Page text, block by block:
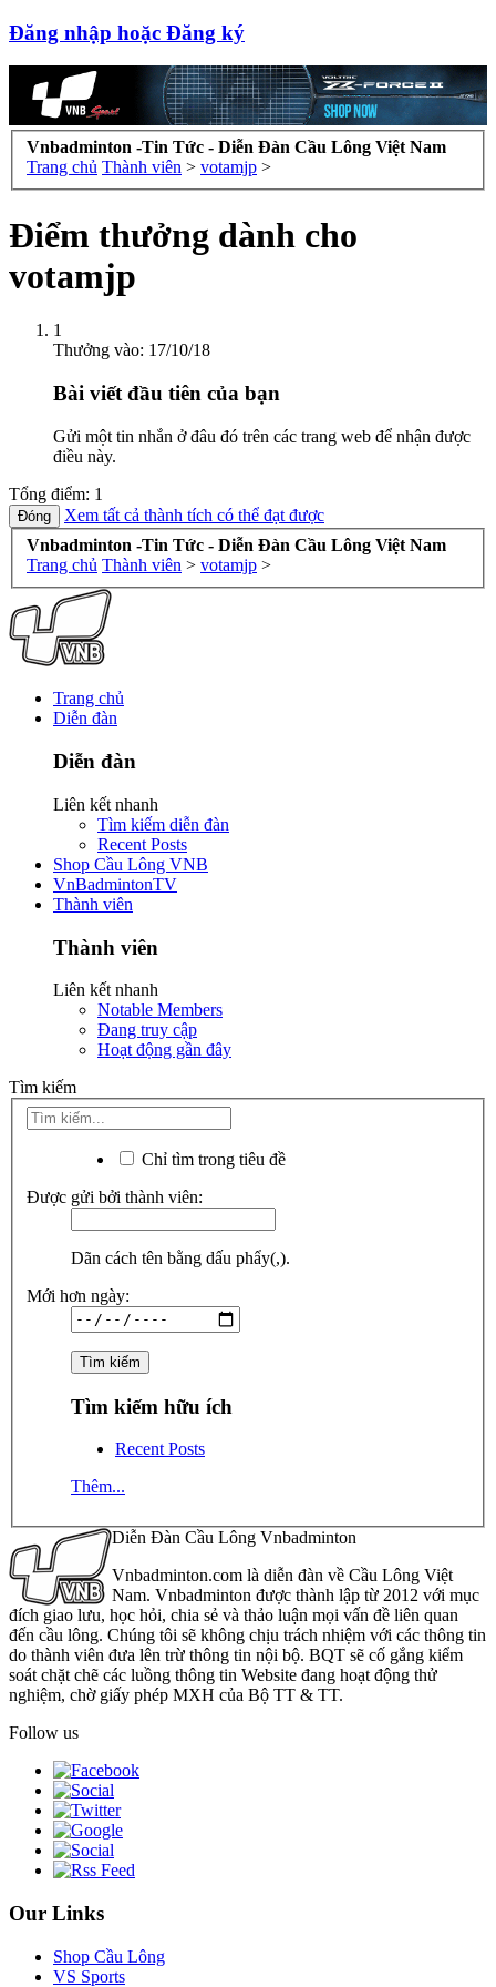
Đăng nhập hoặc Đăng ký
Vnbadminton -Tin Tức - Diễn Đàn Cầu Lông Việt Nam
Trang chủ Thành viên > votamjp >
Điểm thưởng dành cho
votamjp
1
Thưởng vào: 17/10/18
Bài viết đầu tiên của bạn
Gửi một tin nhắn ở đâu đó trên các trang web để nhận được
điều này.
Tổng điểm: 1
Xem tất cả thành tích có thể đạt được
Vnbadminton -Tin Tức - Diễn Đàn Cầu Lông Việt Nam
Trang chủ Thành viên > votamjp >
Trang chủ
Diễn đàn
Diễn đàn
Liên kết nhanh
Tìm kiếm diễn đàn
Recent Posts
Shop Cầu Lông VNB
VnBadmintonTV
Thành viên
Thành viên
Liên kết nhanh
Notable Members
Đang truy cập
Hoạt động gần đây
Tìm kiếm
Chỉ tìm trong tiêu đề
Được gửi bởi thành viên:
Dãn cách tên bằng dấu phẩy(,).
Mới hơn ngày:
Tìm kiếm hữu ích
Recent Posts
Thêm...
Diễn Đàn Cầu Lông Vnbadminton
Vnbadminton.com là diễn đàn về Cầu Lông Việt
Nam. Vnbadminton được thành lập từ 2012 với mục
đích giao lưu, học hỏi, chia sẻ và thảo luận mọi vấn đề liên quan
đến cầu lông. Chúng tôi sẽ không chịu trách nhiệm với các thông tin
do thành viên đưa lên trừ thông tin nội bộ. BQT sẽ cố gắng kiểm
soát chặt chẽ các luồng thông tin Website đang hoạt động thử
nghiệm, chờ giấy phép MXH của Bộ TT & TT.
Follow us
Our Links
Shop Cầu Lông
VS Sports